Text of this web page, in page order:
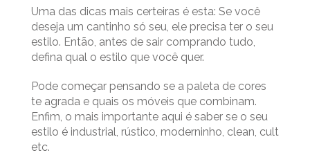
Uma das dicas mais certeiras é esta: Se você
deseja um cantinho só seu, ele precisa ter o seu
estilo. Então, antes de sair comprando tudo,
defina qual o estilo que você quer.
Pode começar pensando se a paleta de cores
te agrada e quais os móveis que combinam.
Enfim, o mais importante aqui é saber se o seu
estilo é industrial, rústico, moderninho, clean, cult
etc.